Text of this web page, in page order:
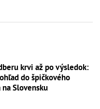
krvi až po výsledok:
do špičkového
Slovensku